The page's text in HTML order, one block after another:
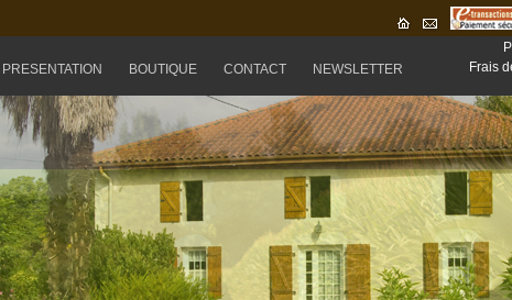
PRESENTATION BOUTIQUE CONTACT NEWSLETTER Frais